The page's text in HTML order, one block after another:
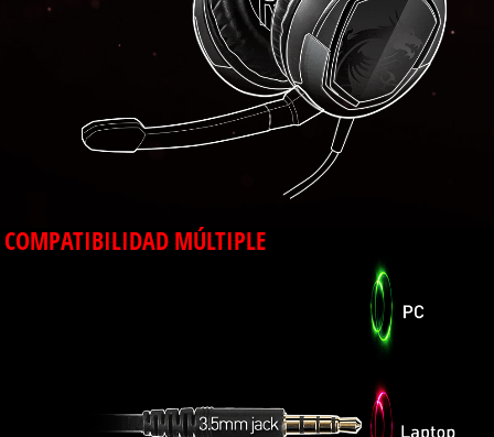
COMPATIBILIDAD MÚLTIPLE
El uso de un conector de audio de 3,5 mm hace
que el GH30 sea compatible con PC, portátiles y
dispositivos móviles que tengan un puerto de 3,5